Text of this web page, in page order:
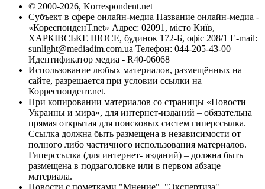
© 2000-2026, Korrespondent.net
Субъект в сфере онлайн-медиа Название онлайн-медиа -
«КореспонденТ.net» Адрес: 02091, місто Київ,
ХАРКІВСЬКЕ ШОСЕ, будинок 172-Б, офіс 208/1 E-mail:
sunlight@mediadim.com.ua Телефон: 044-205-43-00
Идентификатор медиа - R40-06068
Использование любых материалов, размещённых на
сайте, разрешается при условии ссылки на
Корреспондент.net.
При копировании материалов со страницы «Новости
Украины и мира», для интернет-изданий – обязательна
прямая открытая для поисковых систем гиперссылка.
Ссылка должна быть размещена в независимости от
полного либо частичного использования материалов.
Гиперссылка (для интернет- изданий) – должна быть
размещена в подзаголовке или в первом абзаце
материала.
Новости с пометками "Мнение", "Экспертиза",